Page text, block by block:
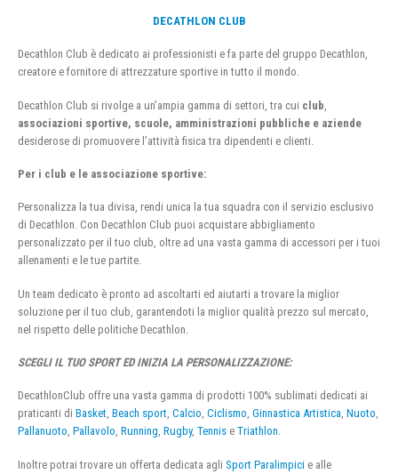
DECATHLON CLUB
Decathlon Club è dedicato ai professionisti e fa parte del gruppo Decathlon,
creatore e fornitore di attrezzature sportive in tutto il mondo.
Decathlon Club si rivolge a un’ampia gamma di settori, tra cui club
associazioni sportive, scuole, amministrazioni pubbliche e aziende
desiderose di promuovere l’attività fisica tra dipendenti e clienti.
Per i club e le associazione sportive:
Personalizza la tua divisa, rendi unica la tua squadra con il servizio esclusivo
di Decathlon. Con Decathlon Club puoi acquistare abbigliamento
personalizzato per il tuo club, oltre ad una vasta gamma di accessori per i tuoi
allenamenti e le tue partite.
Un team dedicato è pronto ad ascoltarti ed aiutarti a trovare la miglior
soluzione per il tuo club, garantendoti la miglior qualità prezzo sul mercato,
nel rispetto delle politiche Decathlon.
SCEGLI IL TUO SPORT ED INIZIA LA PERSONALIZZAZIONE:
DecathlonClub offre una vasta gamma di prodotti 100% sublimati dedicati ai
praticanti di Basket, Beach sport, Calcio, Ciclismo, Ginnastica Artistica, Nuoto,
Pallanuoto, Pallavolo, Running, Rugby, Tennis e Triathlon.
Inoltre potrai trovare un offerta dedicata agli Sport Paralimpici e alle